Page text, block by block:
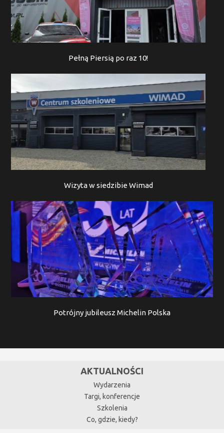
Pełną Piersią po raz 10!
Wizyta w siedzibie Wimad
Potrójny jubileusz Michelin Polska
AKTUALNOŚCI
Wydarzenia
Targi, konferencje
Szkolenia
Co, gdzie, kiedy?